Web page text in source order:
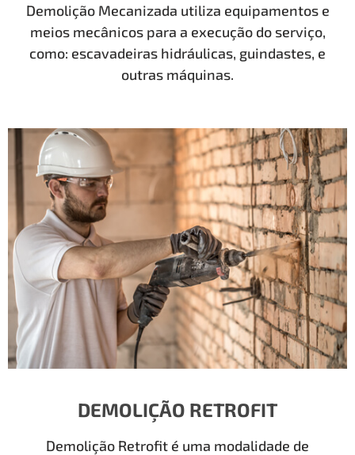
Demolição Mecanizada utiliza equipamentos e
meios mecânicos para a execução do serviço,
como: escavadeiras hidráulicas, guindastes, e
outras máquinas.
DEMOLIÇÃO RETROFIT
Demolição Retrofit é uma modalidade de